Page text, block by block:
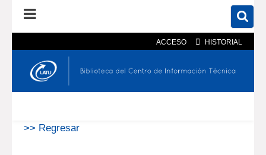
ACCESO HISTORIAL
En el catálogo En el sitio
>> Regresar